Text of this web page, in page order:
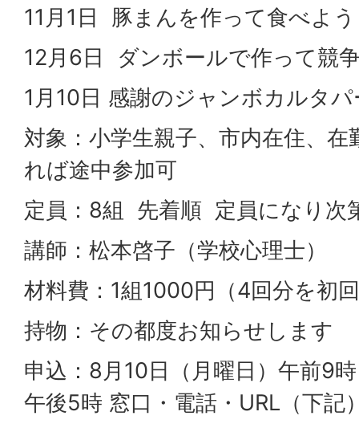
11月1日 豚まんを作って食べよう
12月6日 ダンボールで作って競
1月10日 感謝のジャンボカルタ
対象：小学生親子、市内在住、
れば途中参加可
定員：8組 先着順 定員になり次
講師：松本啓子（学校心理士）
材料費：1組1000円（4回分を初
持物：その都度お知らせします
申込：8月10日（月曜日）午前9
午後5時 窓口・電話・URL（下記